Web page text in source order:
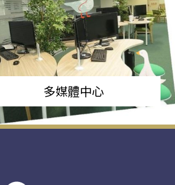
多媒體中心